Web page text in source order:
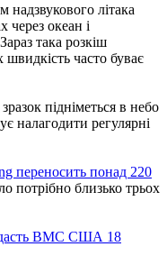
надзвукового літака
через океан і
така розкіш
швидкість часто буває
підніметься в небо
налагодити регулярні
переносить понад 220
потрібно близько трьох
ВМС США 18